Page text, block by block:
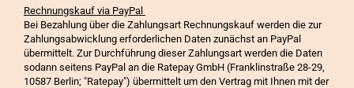
Rechnungskauf via PayPal
Bei Bezahlung über die Zahlungsart Rechnungskauf werden die zur
Zahlungsabwicklung erforderlichen Daten zunächst an PayPal
übermittelt. Zur Durchführung dieser Zahlungsart werden die Daten
sodann seitens PayPal an die Ratepay GmbH (Franklinstraße 28-29,
10587 Berlin; "Ratepay") übermittelt um den Vertrag mit Ihnen mit der